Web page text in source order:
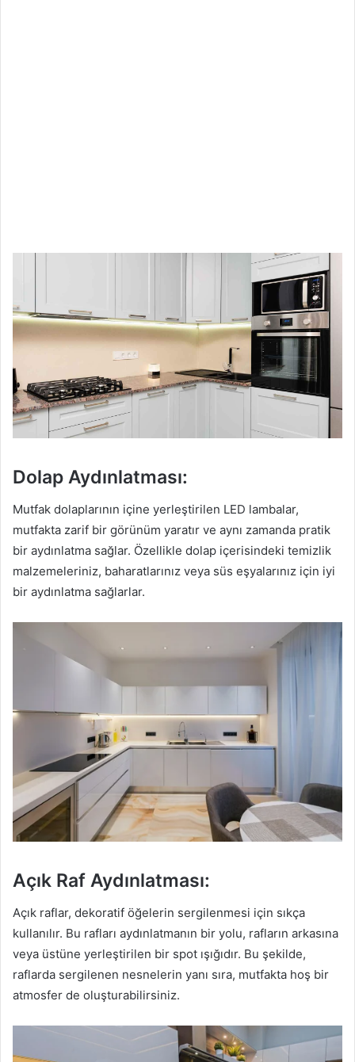
Dolap Aydınlatması:
Mutfak dolaplarının içine yerleştirilen LED lambalar,
mutfakta zarif bir görünüm yaratır ve aynı zamanda pratik
bir aydınlatma sağlar. Özellikle dolap içerisindeki temizlik
malzemeleriniz, baharatlarınız veya süs eşyalarınız için iyi
bir aydınlatma sağlarlar.
Açık Raf Aydınlatması:
Açık raflar, dekoratif öğelerin sergilenmesi için sıkça
kullanılır. Bu rafları aydınlatmanın bir yolu, rafların arkasına
veya üstüne yerleştirilen bir spot ışığıdır. Bu şekilde,
raflarda sergilenen nesnelerin yanı sıra, mutfakta hoş bir
atmosfer de oluşturabilirsiniz.